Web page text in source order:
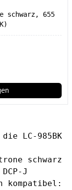
schwarz, 655
LC-985BK
schwarz
J
kompatibel: